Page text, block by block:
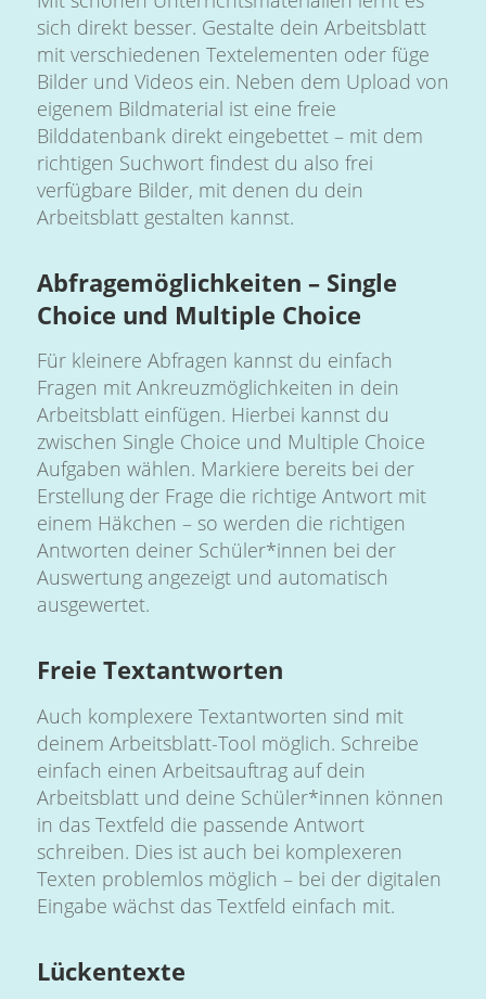
sich direkt besser. Gestalte dein Arbeitsblatt
mit verschiedenen Textelementen oder füge
Bilder und Videos ein. Neben dem Upload von
eigenem Bildmaterial ist eine freie
Bilddatenbank direkt eingebettet – mit dem
richtigen Suchwort findest du also frei
verfügbare Bilder, mit denen du dein
Arbeitsblatt gestalten kannst.
Abfragemöglichkeiten – Single
Choice und Multiple Choice
Für kleinere Abfragen kannst du einfach
Fragen mit Ankreuzmöglichkeiten in dein
Arbeitsblatt einfügen. Hierbei kannst du
zwischen Single Choice und Multiple Choice
Aufgaben wählen. Markiere bereits bei der
Erstellung der Frage die richtige Antwort mit
einem Häkchen – so werden die richtigen
Antworten deiner Schüler*innen bei der
Auswertung angezeigt und automatisch
ausgewertet.
Freie Textantworten
Auch komplexere Textantworten sind mit
deinem Arbeitsblatt-Tool möglich. Schreibe
einfach einen Arbeitsauftrag auf dein
Arbeitsblatt und deine Schüler*innen können
in das Textfeld die passende Antwort
schreiben. Dies ist auch bei komplexeren
Texten problemlos möglich – bei der digitalen
Eingabe wächst das Textfeld einfach mit.
Lückentexte